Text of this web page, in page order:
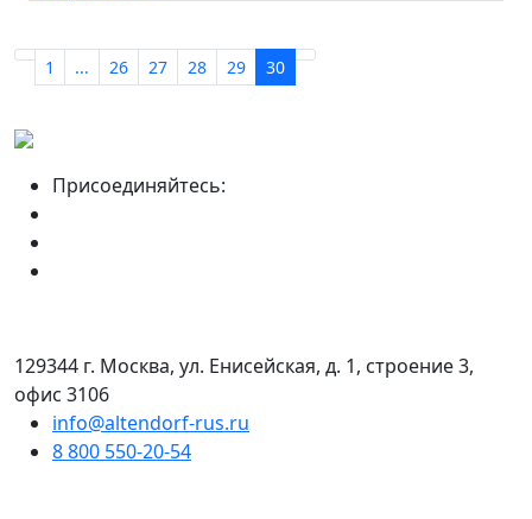
1 ... 26 27 28 29 30
Присоединяйтесь:
129344 г. Москва, ул. Енисейская, д. 1, строение 3,
офис 3106
info@altendorf-rus.ru
8 800 550-20-54